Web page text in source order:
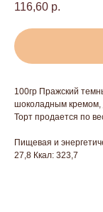
116,60 р.
100гр Пражский
шоколадным кремом,
Торт продается по
Пищевая и
27,8 Ккал: 323,7